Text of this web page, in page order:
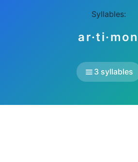
Syllables:
ar·ti·mon
3 syllables